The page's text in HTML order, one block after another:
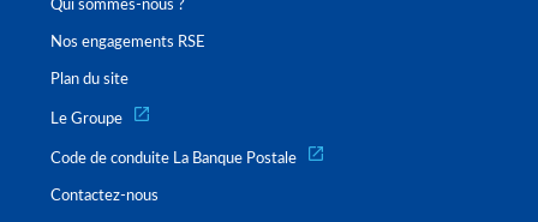
Qui sommes-nous ?
Nos engagements RSE
Plan du site
Le Groupe
Code de conduite La Banque Postale
Contactez-nous